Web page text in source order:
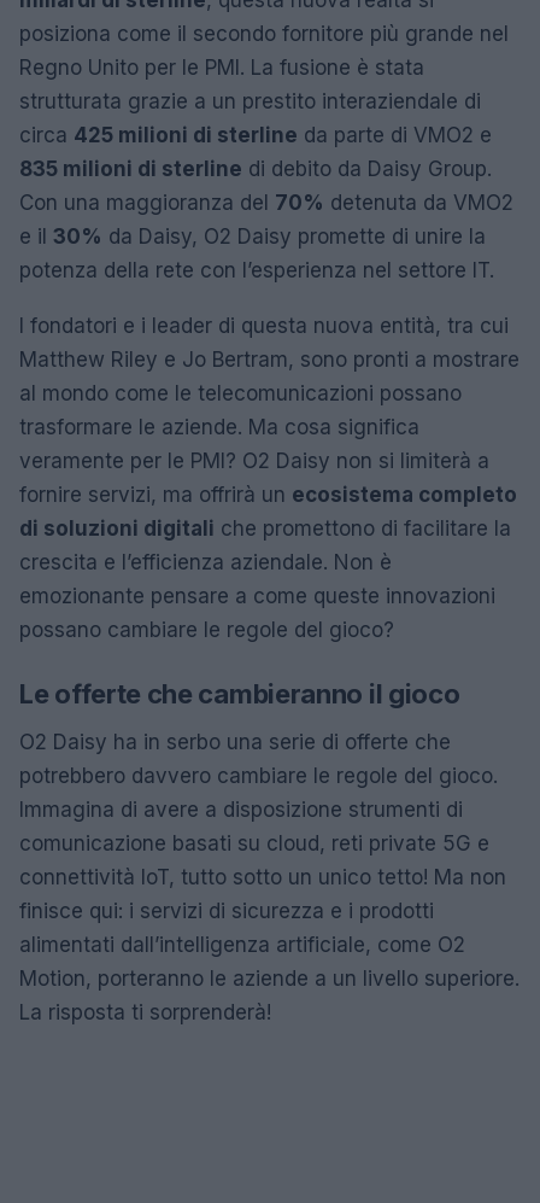
posiziona come il secondo fornitore più grande nel
Regno Unito per le PMI. La fusione è stata
strutturata grazie a un prestito interaziendale di
circa 425 milioni di sterline da parte di VMO2 e
835 milioni di sterline di debito da Daisy Group.
Con una maggioranza del 70% detenuta da VMO2
e il 30% da Daisy, O2 Daisy promette di unire la
potenza della rete con l’esperienza nel settore IT.
I fondatori e i leader di questa nuova entità, tra cui
Matthew Riley e Jo Bertram, sono pronti a mostrare
al mondo come le telecomunicazioni possano
trasformare le aziende. Ma cosa significa
veramente per le PMI? O2 Daisy non si limiterà a
fornire servizi, ma offrirà un ecosistema completo
di soluzioni digitali che promettono di facilitare la
crescita e l’efficienza aziendale. Non è
emozionante pensare a come queste innovazioni
possano cambiare le regole del gioco?
Le offerte che cambieranno il gioco
O2 Daisy ha in serbo una serie di offerte che
potrebbero davvero cambiare le regole del gioco.
Immagina di avere a disposizione strumenti di
comunicazione basati su cloud, reti private 5G e
connettività IoT, tutto sotto un unico tetto! Ma non
finisce qui: i servizi di sicurezza e i prodotti
alimentati dall’intelligenza artificiale, come O2
Motion, porteranno le aziende a un livello superiore.
La risposta ti sorprenderà!